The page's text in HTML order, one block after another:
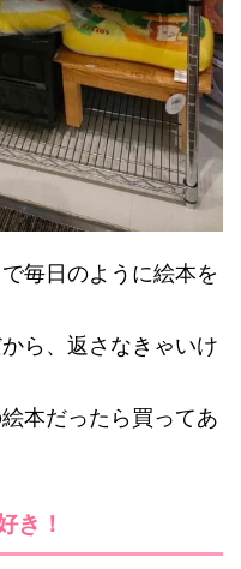
毎日のように絵本を
ら、返さなきゃいけ
本だったら買ってあ
き！